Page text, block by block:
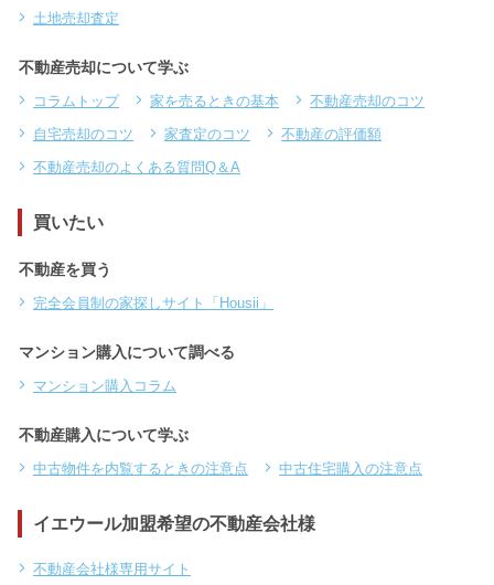
土地売却査定
不動産売却について学ぶ
コラムトップ 家を売るときの基本
不動産売却のコツ
自宅売却のコツ
家査定のコツ
不動産の評価額
不動産売却のよくある質問Q＆A
買いたい
不動産を買う
完全会員制の家探しサイト「Housii」
マンション購入について調べる
マンション購入コラム
不動産購入について学ぶ
中古物件を内覧するときの注意点 中古住宅購入の注意点
イエウール加盟希望の不動産会社様
不動産会社様専用サイト